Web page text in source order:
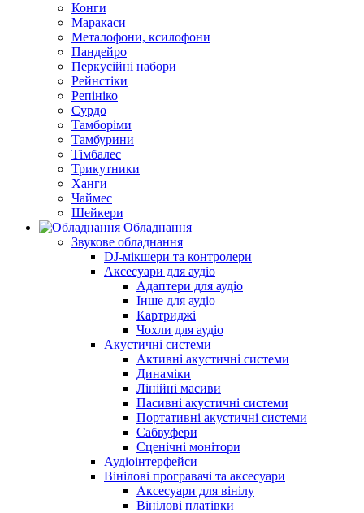
Конги
Маракаси
Металофони, ксилофони
Пандейро
Перкусійні набори
Рейнстіки
Репініко
Сурдо
Тамборіми
Тамбурини
Тімбалес
Трикутники
Ханги
Чаймес
Шейкери
Обладнання
Звукове обладнання
DJ-мікшери та контролери
Аксесуари для аудіо
Адаптери для аудіо
Інше для аудіо
Картриджі
Чохли для аудіо
Акустичні системи
Активні акустичні системи
Динаміки
Лінійні масиви
Пасивні акустичні системи
Портативні акустичні системи
Сабвуфери
Сценічні монітори
Аудіоінтерфейси
Вінілові програвачі та аксесуари
Аксесуари для вінілу
Вінілові платівки